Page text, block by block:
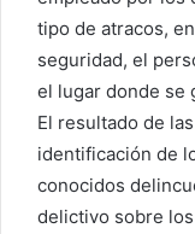
tipo de atracos,
seguridad, el
el lugar donde se
El resultado de
identificación de
conocidos
delictivo sobre